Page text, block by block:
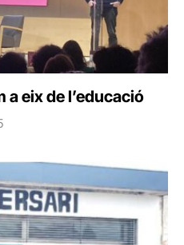
eix de l’educació